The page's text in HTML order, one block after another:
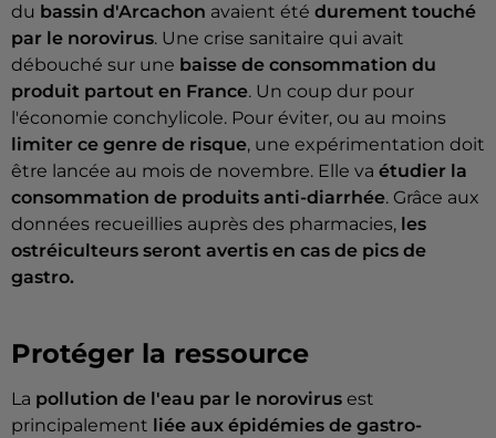
du bassin d'Arcachon avaient été durement touché
par le norovirus. Une crise sanitaire qui avait
débouché sur une baisse de consommation du
produit partout en France. Un coup dur pour
l'économie conchylicole. Pour éviter, ou au moins
limiter ce genre de risque, une expérimentation doit
être lancée au mois de novembre. Elle va étudier la
consommation de produits anti-diarrhée. Grâce aux
données recueillies auprès des pharmacies, les
ostréiculteurs seront avertis en cas de pics de
gastro.
Protéger la ressource
La pollution de l'eau par le norovirus est
principalement liée aux épidémies de gastro-